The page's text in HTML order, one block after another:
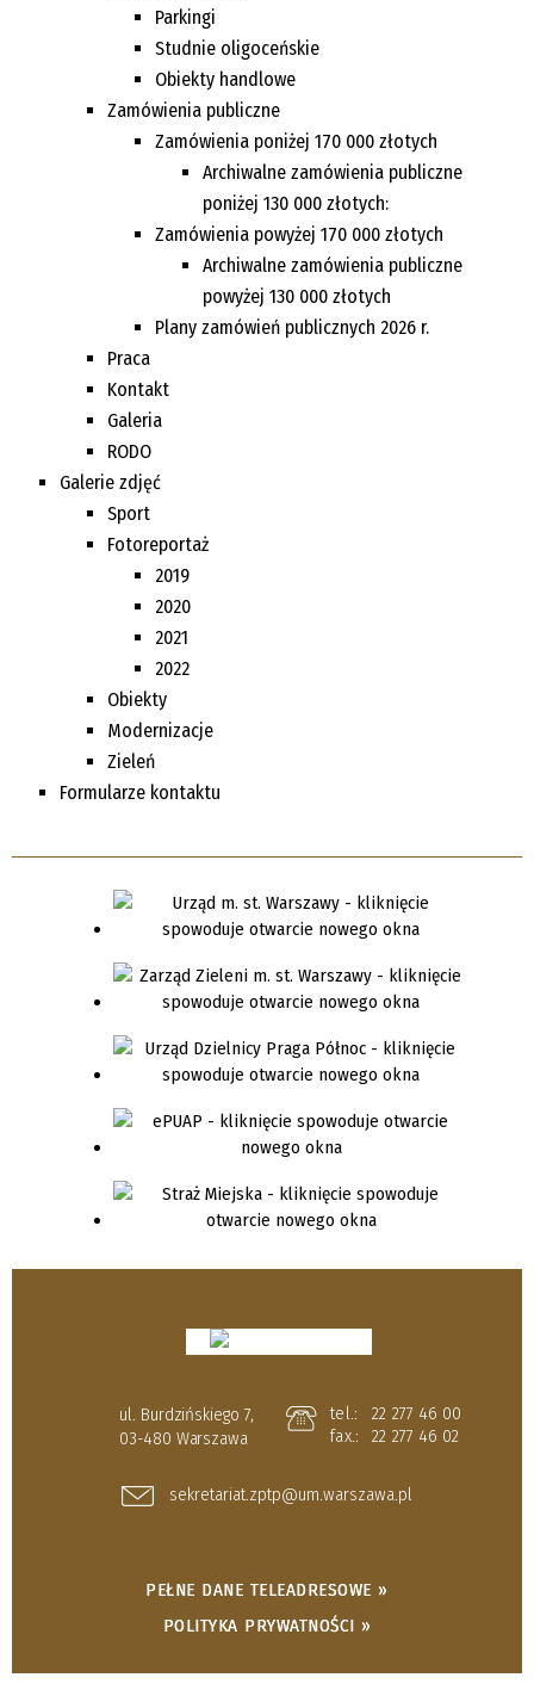
Parkingi
Studnie oligoceńskie
Obiekty handlowe
Zamówienia publiczne
Zamówienia poniżej 170 000 złotych
Archiwalne zamówienia publiczne
poniżej 130 000 złotych:
Zamówienia powyżej 170 000 złotych
Archiwalne zamówienia publiczne
powyżej 130 000 złotych
Plany zamówień publicznych 2026 r.
Praca
Kontakt
Galeria
RODO
Galerie zdjęć
Sport
Fotoreportaż
2019
2020
2021
2022
Obiekty
Modernizacje
Zieleń
Formularze kontaktu
ul. Burdzińskiego 7,
03-480 Warszawa
tel.:
22 277 46 00
fax.:
22 277 46 02
sekretariat.zptp@um.warszawa.pl
PEŁNE DANE TELEADRESOWE »
POLITYKA PRYWATNOŚCI »